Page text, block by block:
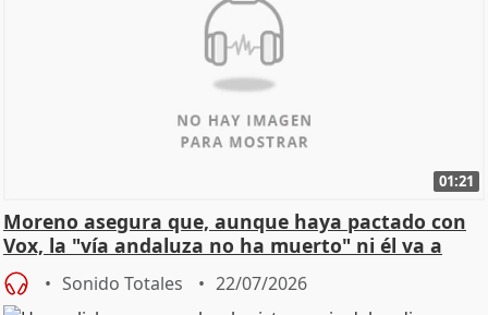
01:21
Moreno asegura que, aunque haya pactado con
Vox, la "vía andaluza no ha muerto" ni él va a
"cambiar"
Sonido Totales 22/07/2026